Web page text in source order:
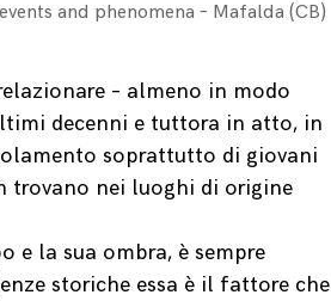
and phenomena – Mafalda (CB)
– almeno in modo
decenni e tuttora in atto, in
soprattutto di giovani
trovano nei luoghi di origine
e la sua ombra, è sempre
storiche essa è il fattore che